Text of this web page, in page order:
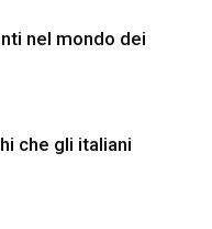
nel mondo dei
che gli italiani